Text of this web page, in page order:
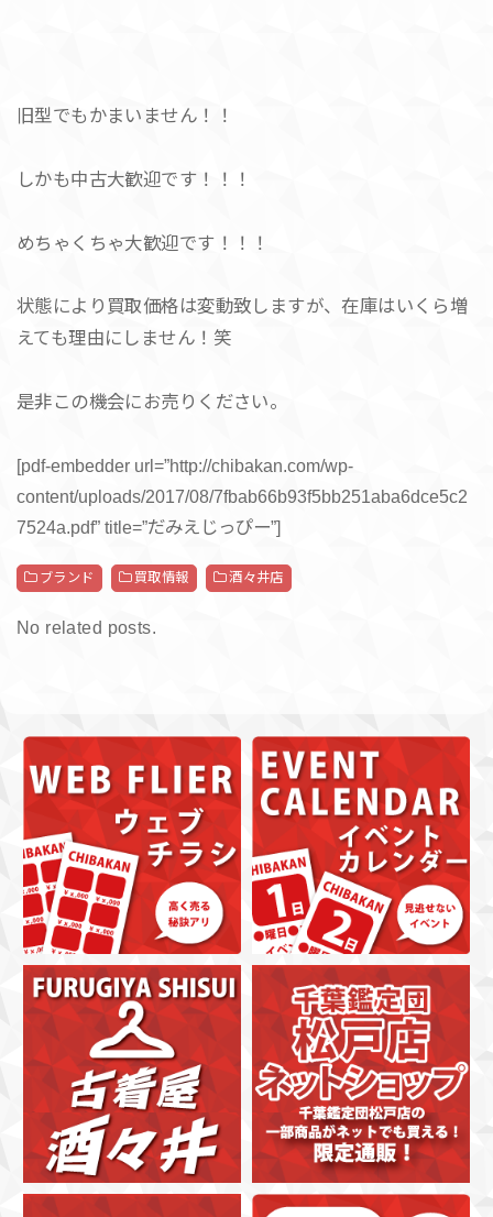
旧型でもかまいません！！
しかも中古大歓迎です！！！
めちゃくちゃ大歓迎です！！！
状態により買取価格は変動致しますが、在庫はいくら増
えても理由にしません！笑
是非この機会にお売りください。
[pdf-embedder url=”http://chibakan.com/wp-
content/uploads/2017/08/7fbab66b93f5bb251aba6dce5c2
7524a.pdf” title=”だみえじっぴー”]
ブランド 買取情報 酒々井店
No related posts.